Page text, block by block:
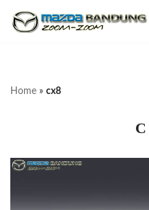
Home » cx8